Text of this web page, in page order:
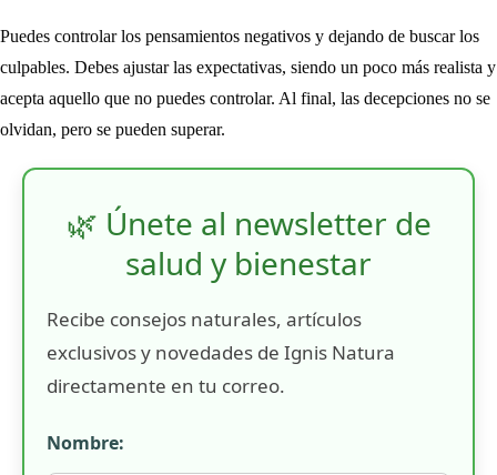
Puedes controlar los pensamientos negativos y dejando de buscar los
culpables. Debes ajustar las expectativas, siendo un poco más realista y
acepta aquello que no puedes controlar. Al final, las decepciones no se
olvidan, pero se pueden superar.
🌿 Únete al newsletter de
salud y bienestar
Recibe consejos naturales, artículos
exclusivos y novedades de Ignis Natura
directamente en tu correo.
Nombre: